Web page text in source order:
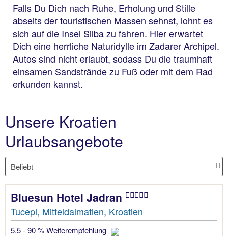
Falls Du Dich nach Ruhe, Erholung und Stille
abseits der touristischen Massen sehnst, lohnt es
sich auf die Insel Silba zu fahren. Hier erwartet
Dich eine herrliche Naturidylle im Zadarer Archipel.
Autos sind nicht erlaubt, sodass Du die traumhaft
einsamen Sandstrände zu Fuß oder mit dem Rad
erkunden kannst.
Unsere Kroatien
Urlaubsangebote
Bluesun Hotel Jadran
Tucepi, Mitteldalmatien, Kroatien
5.5 - 90 % Weiterempfehlung